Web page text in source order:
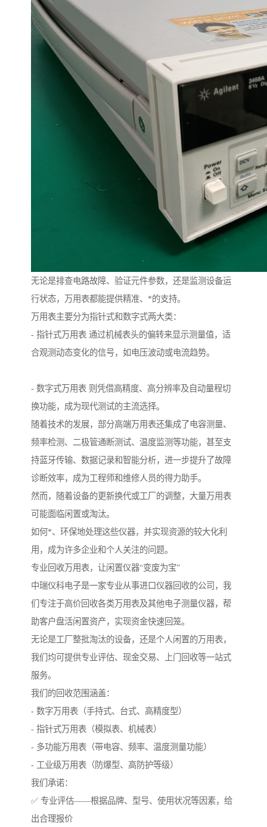
无论是排查电路故障、验证元件参数，还是监测设备运
行状态，万用表都能提供精准、*的支持。
万用表主要分为指针式和数字式两大类：
- 指针式万用表 通过机械表头的偏转来显示测量值，适
合观测动态变化的信号，如电压波动或电流趋势。
- 数字式万用表 则凭借高精度、高分辨率及自动量程切
换功能，成为现代测试的主流选择。
随着技术的发展，部分高端万用表还集成了电容测量、
频率检测、二极管通断测试、温度监测等功能，甚至支
持蓝牙传输、数据记录和智能分析，进一步提升了故障
诊断效率，成为工程师和维修人员的得力助手。
然而，随着设备的更新换代或工厂的调整，大量万用表
可能面临闲置或淘汰。
如何*、环保地处理这些仪器，并实现资源的较大化利
用，成为许多企业和个人关注的问题。
专业回收万用表，让闲置仪器“变废为宝”
中瑞仪科电子是一家专业从事进口仪器回收的公司，我
们专注于高价回收各类万用表及其他电子测量仪器，帮
助客户盘活闲置资产，实现资金快速回笼。
无论是工厂整批淘汰的设备，还是个人闲置的万用表，
我们均可提供专业评估、现金交易、上门回收等一站式
服务。
我们的回收范围涵盖：
- 数字万用表（手持式、台式、高精度型）
- 指针式万用表（模拟表、机械表）
- 多功能万用表（带电容、频率、温度测量功能）
- 工业级万用表（防爆型、高防护等级）
我们承诺：
✅ 专业评估——根据品牌、型号、使用状况等因素，给
出合理报价